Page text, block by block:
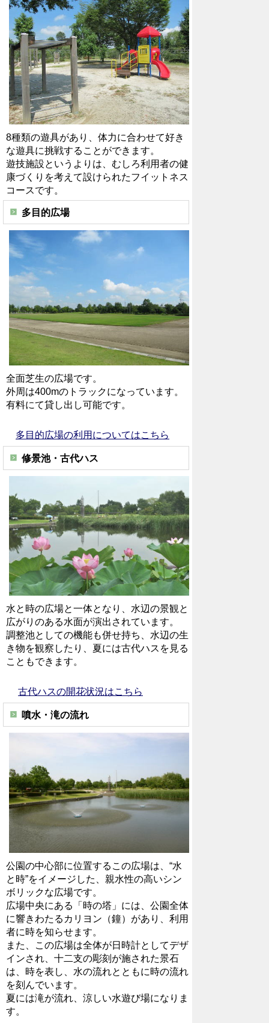
8種類の遊具があり、体力に合わせて好き
な遊具に挑戦することができます。
遊技施設というよりは、むしろ利用者の健
康づくりを考えて設けられたフイットネス
コースです。
多目的広場
全面芝生の広場です。
外周は400mのトラックになっています。
有料にて貸し出し可能です。
多目的広場の利用についてはこちら
修景池・古代ハス
水と時の広場と一体となり、水辺の景観と
広がりのある水面が演出されています。
調整池としての機能も併せ持ち、水辺の生
き物を観察したり、夏には古代ハスを見る
こともできます。
古代ハスの開花状況はこちら
噴水・滝の流れ
公園の中心部に位置するこの広場は、“水
と時”をイメージした、親水性の高いシン
ボリックな広場です。
広場中央にある「時の塔」には、公園全体
に響きわたるカリヨン（鐘）があり、利用
者に時を知らせます。
また、この広場は全体が日時計としてデザ
インされ、十二支の彫刻が施された景石
は、時を表し、水の流れとともに時の流れ
を刻んでいます。
夏には滝が流れ、涼しい水遊び場になりま
す。